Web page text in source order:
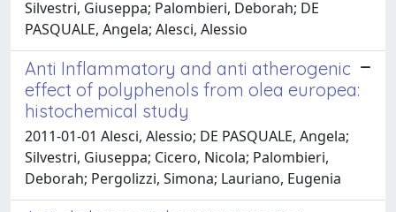
Silvestri, Giuseppa; Palombieri, Deborah; DE
PASQUALE, Angela; Alesci, Alessio
Anti Inflammatory and anti atherogenic
effect of polyphenols from olea europea:
histochemical study
2011-01-01 Alesci, Alessio; DE PASQUALE, Angela;
Silvestri, Giuseppa; Cicero, Nicola; Palombieri,
Deborah; Pergolizzi, Simona; Lauriano, Eugenia